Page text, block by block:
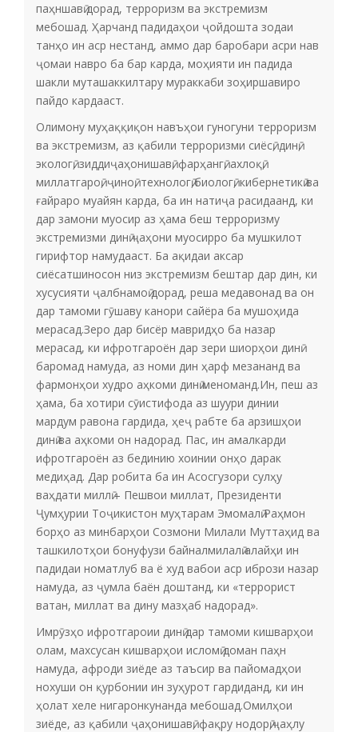
паҳншавӣ дорад, терроризм ва экстремизм
мебошад. Ҳарчанд падидаҳои ҷойдошта зодаи
танҳо ин аср нестанд, аммо дар баробари асри нав
ҷомаи навро ба бар карда, моҳияти ин падида
шакли муташаккилтару мураккаби зоҳиршавиро
пайдо кардааст.
Олимону муҳаққиқон навъҳои гуногуни терроризм
ва экстремизм, аз қабили терроризми сиёсӣ, динӣ,
экологӣ, зиддиҷаҳонишавӣ, фарҳангӣ, ахлоқӣ,
миллатгароӣ, ҷиноӣ, технологӣ,биологӣ, кибернетикӣ ва
ғайраро муайян карда, ба ин натиҷа расидаанд, ки
дар замони муосир аз ҳама беш терроризму
экстремизми динӣ ҷаҳони муосирро ба мушкилот
гирифтор намудааст. Ба ақидаи аксар
сиёсатшиносон низ экстремизм бештар дар дин, ки
хусусияти ҷалбнамоӣ дорад, реша медавонад ва он
дар тамоми гӯшаву канори сайёра ба мушоҳида
мерасад.Зеро дар бисёр мавридҳо ба назар
мерасад, ки ифротгароён дар зери шиорҳои динӣ
баромад намуда, аз номи дин ҳарф мезананд ва
фармонҳои худро аҳкоми динӣ меноманд.Ин, пеш аз
ҳама, ба хотири сӯистифода аз шуури динии
мардум равона гардида, ҳеҷ рабте ба арзишҳои
динӣ ва аҳкоми он надорад. Пас, ин амалкарди
ифротгароён аз бединию хоинии онҳо дарак
медиҳад. Дар робита ба ин Асосгузори сулҳу
ваҳдати миллӣ – Пешвои миллат, Президенти
Ҷумҳурии Тоҷикистон муҳтарам Эмомалӣ Раҳмон
борҳо аз минбарҳои Созмони Милали Муттаҳид ва
ташкилотҳои бонуфузи байналмилалӣ алайҳи ин
падидаи номатлуб ва ё худ вабои аср ибрози назар
намуда, аз ҷумла баён доштанд, ки «террорист
ватан, миллат ва дину мазҳаб надорад».
Имрӯзҳо ифротгароии динӣ дар тамоми кишварҳои
олам, махсусан кишварҳои исломӣ доман паҳн
намуда, афроди зиёде аз таъсир ва пайомадҳои
нохуши он қурбонии ин зуҳурот гардиданд, ки ин
ҳолат хеле нигаронкунанда мебошад.Омилҳои
зиёде, аз қабили ҷаҳонишавӣ, фақру нодорӣ,ҷаҳлу